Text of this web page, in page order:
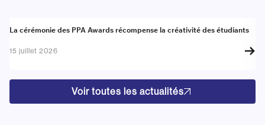
Actualité
La cérémonie des PPA Awards récompense la créativité des étudiants
15 juillet 2026
Voir toutes les actualités